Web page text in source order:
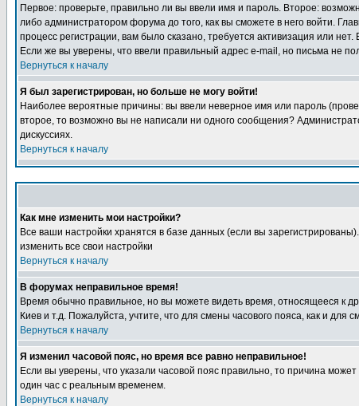
Первое: проверьте, правильно ли вы ввели имя и пароль. Второе:
либо администратором форума до того, как вы сможете в него войти.
процесс регистрации, вам было сказано, требуется активизация или
Если же вы уверены, что ввели правильный адрес e-mail, но письма не
Вернуться к началу
Я был зарегистрирован, но больше не могу войти!
Наиболее вероятные причины: вы ввели неверное имя или пароль
второе, то возможно вы не написали ни одного сообщения?
дискуссиях.
Вернуться к началу
Как мне изменить мои настройки?
Все ваши настройки хранятся в базе данных (если вы
изменить все свои настройки
Вернуться к началу
В форумах неправильное время!
Время обычно правильное, но вы можете видеть время, относящееся к
Киев и т.д. Пожалуйста, учтите, что для смены часового пояса, как и
Вернуться к началу
Я изменил часовой пояс, но время все равно неправильное!
Если вы уверены, что указали часовой пояс правильно, то причина
один час с реальным временем.
Вернуться к началу